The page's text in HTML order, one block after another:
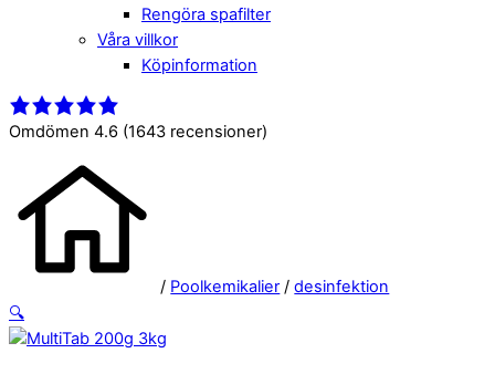
Rengöra spafilter
Våra villkor
Köpinformation
Close
Menu
Menu
Omdömen 4.6 (1643 recensioner)
/ Poolkemikalier /desinfektion
🔍